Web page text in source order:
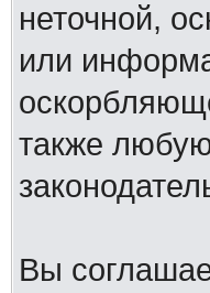
неточной,
или
также
Вы